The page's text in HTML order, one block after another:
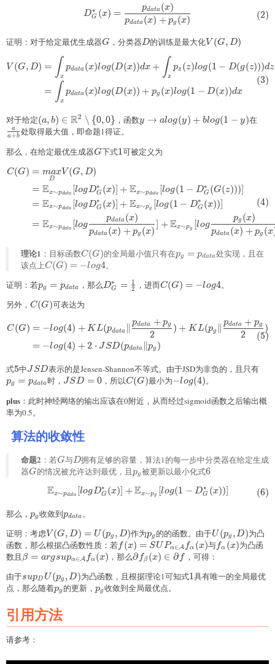
\begin{aligned}
DG
∗ (x) =
pdata (x) + pg (x)
pdata (x)
(2)
证明：对于给定最优生成器G
G ，分类器D
D的训练是最大化V(G,D)
V (G, D)
\begin{aligned} V(G,D) &=
V (G, D) = ∫x
pdata (x)log(D(x))dx + ∫z
pz (z)log(1 − D(g(z)))dz
= ∫x
pdata (x)log(D(x)) + pg (x)log(1 − D(x))dx
(3)
对于给定(a,b)\in\mathbb{R}^2\setminus\
{0,0\}
(a, b) ∈ R2 ∖ {0,0} ，函数y\to a
y → alog(y) + blog(1 − y)在
a+b
a
处取得最大值，即命题1得证。
那么，在给定最优生成器G
G下式1
1可被定义为
C(G) =
D
maxV (G, D)
= Ex∼pdata [logDG
∗ (x)] + Ex∼pdata [log(1 − DG
∗ (G(z)))]
= Ex∼pdata [logDG
∗ (x)] + Ex∼pg [log(1 − DG
∗ (x))]
= Ex∼pdata [log
pdata (x) + pg (x)
pdata (x)
] +Ex∼pg [log
pdata (x) + pg (x
pg (x)
(4)
理论1 ：目标函数C(G)
C(G)的全局最小值只有在p_g=p_{data}
pg = pdata处实现，且在
该点上C(G)=-
C(G) = −log4。
证明：若p_g=p_{data}
pg = pdata ，那么D^{*}_G=\frac{1}
DG
∗ = 2
1 ，进而C(G)=-
C(G) = −log4。
另外， C(G)
C(G)可表达为
\begin{aligned} C(G) &= -
C(G) = −log(4) + K L(pdata 2
pdata + pg ) + K L(pg 2
pdata + pg )
= −log(4) +2 ⋅ J SD(pdata pg )
(5)
式5
5中JSD
J SD表示的是Jensen-Shannon不等式。由于JSD为非负的，且只有
pg = pdata时， JSD=0
JSD = 0 ，所以C(G)
C(G)最小为-
−log(4)。
plus ：此时神经网络的输出应该在0附近，从而经过sigmoid函数之后输出概
率为0.5。
算法的收敛性
命题2 ：若G
G与D
D拥有足够的容量，算法1的每一步中分类器在给定生成
器G
G的情况被允许达到最优，且p_g
pg 被更新以最小化式6
6
\begin{aligned}
Ex∼pdata [logDG
∗ (x)] +Ex∼pg [log(1 − DG
∗ (x))] (6)
那么， p_g
pg 收敛到p_{data}
pdata 。
证明：考虑V(G,D)=U(p_g,D)
V (G, D) = U (pg , D)作为p_g
pg 的的函数。由于U(p_g,D)
U (pg ,D)为凸
函数，那么根据凸函数性质：若
(x)
f (x) = SUPα∈A fα (x)与f_{\alpha}
fα (x)为凸函
数且 \beta=argsup_{\alpha\in\mathcal{A}}f_{\alpha}
β = argsupα∈A fα (x) ，那么\partial
(x)\in\partial
f
∂ fβ (x) ∈ ∂ f ，可得：
由于sup_{D}U(p_g,D)
supD U (pg ,D)为凸函数，且根据理论1可知式1
1具有唯一的全局最优
点，那么随着p_g
pg 的更新， p_g
pg 收敛到全局最优点。
引用方法
请参考：